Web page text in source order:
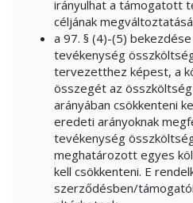
irányulhat a támogatott
céljának
a 97. § (4)-(5)
tevékenység
tervezetthez képest, a
összegét az
arányában csökkenteni
eredeti arányoknak
tevékenység
meghatározott egyes
kell csökkenteni. E
szerződésben/